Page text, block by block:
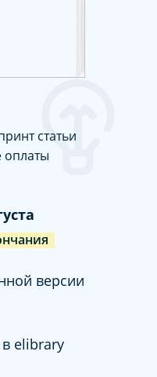
статьи
оплаты
версии
в elibrary